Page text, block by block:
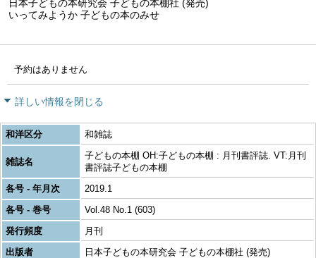
日本子どもの本研究会 子どもの本棚社 (発売)
いってみようか 子どもの本のみせ
予約はありません
詳しい情報を閉じる
和洋区分 和雑誌
雑誌名
子どもの本棚 OH:子どもの本棚 : 月刊書評誌. VT:月刊
書評誌子どもの本棚
各号 - 年月次
2019.1
各号 - 巻号
Vol.48 No.1 (603)
発行頻度
月刊
出版者
日本子どもの本研究会 子どもの本棚社 (発売)